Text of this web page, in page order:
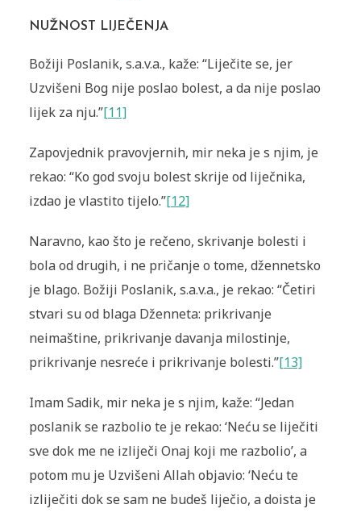
NUŽNOST LIJEČENJA
Božiji Poslanik, s.a.v.a., kaže: “Liječite se, jer
Uzvišeni Bog nije poslao bolest, a da nije poslao
lijek za nju.”[11]
Zapovjednik pravovjernih, mir neka je s njim, je
rekao: “Ko god svoju bolest skrije od liječnika,
izdao je vlastito tijelo.”[12]
Naravno, kao što je rečeno, skrivanje bolesti i
bola od drugih, i ne pričanje o tome, džennetsko
je blago. Božiji Poslanik, s.a.v.a., je rekao: “Četiri
stvari su od blaga Dženneta: prikrivanje
neimaštine, prikrivanje davanja milostinje,
prikrivanje nesreće i prikrivanje bolesti.”[13]
Imam Sadik, mir neka je s njim, kaže: “Jedan
poslanik se razbolio te je rekao: ‘Neću se liječiti
sve dok me ne izliječi Onaj koji me razbolio’, a
potom mu je Uzvišeni Allah objavio: ‘Neću te
izliječiti dok se sam ne budeš liječio, a doista je